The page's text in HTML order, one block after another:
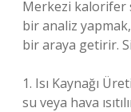
Merkezi kalorifer
bir analiz
bir araya getirir.
1. Isı Kaynağı
su veya hava